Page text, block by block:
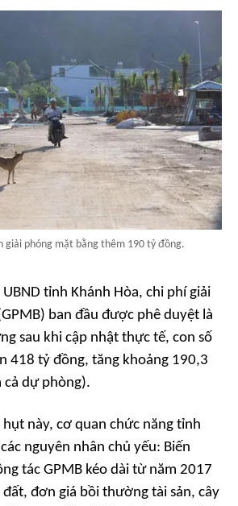
giải phóng mặt bằng thêm 190 tỷ đồng.
tỉnh Khánh Hòa, chi phí giải
ban đầu được phê duyệt là
sau khi cập nhật thực tế, con số
418 tỷ đồng, tăng khoảng 190,3
cả dự phòng).
hụt này, cơ quan chức năng tỉnh
nguyên nhân chủ yếu: Biến
tác GPMB kéo dài từ năm 2017
đơn giá bồi thường tài sản, cây